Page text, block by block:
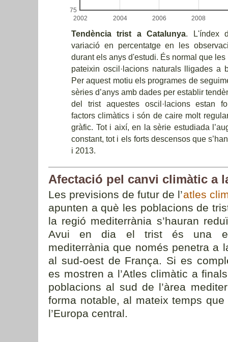
2002 2004 2006 2008
75
Tendència trist a Catalunya. L'índex
variació en percentatge en les
durant els anys d'estudi. És normal que
pateixin oscil·lacions naturals lligades a
Per aquest motiu els programes de
sèries d’anys amb dades per establir
del trist aquestes oscil·lacions estan
factors climàtics i són de caire molt
gràfic. Tot i així, en la sèrie estudiada
constant, tot i els forts descensos que
i 2013.
Afectació pel canvi climàtic a
Les previsions de futur de l’atles
apunten a què les poblacions de
la regió mediterrània s’hauran
Avui en dia el trist és una
mediterrània que només penetra a
al sud-oest de França. Si es
es mostren a l’Atles climàtic a
poblacions al sud de l’àrea
forma notable, al mateix temps
l’Europa central.